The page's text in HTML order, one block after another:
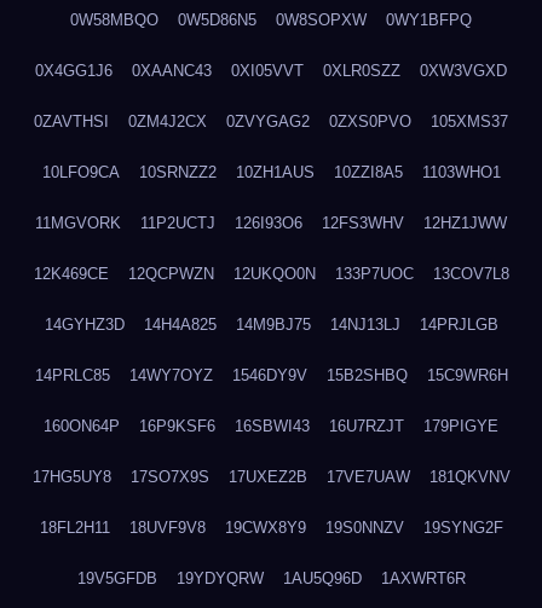
0W58MBQO 0W5D86N5 0W8SOPXW 0WY1BFPQ
0X4GG1J6 0XAANC43 0XI05VVT 0XLR0SZZ 0XW3VGXD
0ZAVTHSI 0ZM4J2CX 0ZVYGAG2 0ZXS0PVO 105XMS37
10LFO9CA 10SRNZZ2 10ZH1AUS 10ZZI8A5 1103WHO1
11MGVORK 11P2UCTJ 126I93O6 12FS3WHV 12HZ1JWW
12K469CE 12QCPWZN 12UKQO0N 133P7UOC 13COV7L8
14GYHZ3D 14H4A825 14M9BJ75 14NJ13LJ 14PRJLGB
14PRLC85 14WY7OYZ 1546DY9V 15B2SHBQ 15C9WR6H
160ON64P 16P9KSF6 16SBWI43 16U7RZJT 179PIGYE
17HG5UY8 17SO7X9S 17UXEZ2B 17VE7UAW 181QKVNV
18FL2H11 18UVF9V8 19CWX8Y9 19S0NNZV 19SYNG2F
19V5GFDB 19YDYQRW 1AU5Q96D 1AXWRT6R